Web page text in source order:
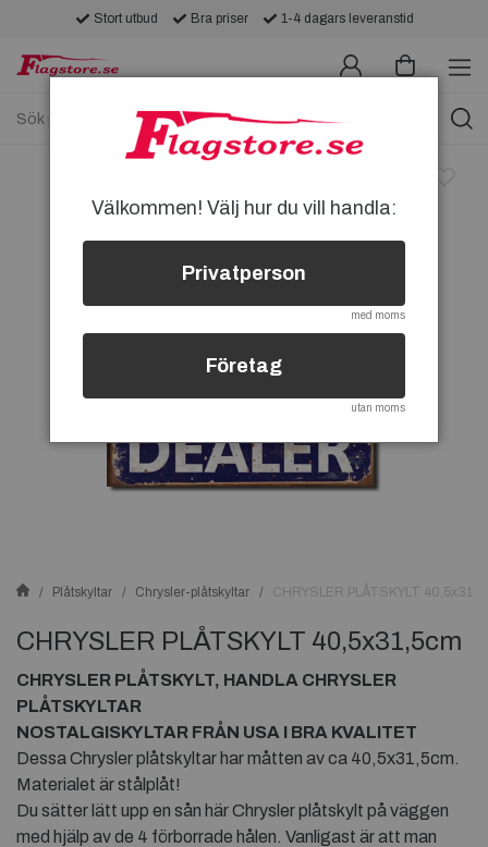
Stort utbud Bra priser 1-4 dagars leveranstid
Plåtskyltar Chrysler-plåtskyltar CHRYSLER PLÅTSKYLT
CHRYSLER PLÅTSKYLT 40,5x31,5cm
CHRYSLER PLÅTSKYLT, HANDLA CHRYSLER
PLÅTSKYLTAR
NOSTALGISKYLTAR FRÅN USA I BRA KVALITET
Dessa Chrysler plåtskyltar har måtten av ca 40,5x31,5cm.
Materialet är stålplåt!
Du sätter lätt upp en sån här Chrysler plåtskylt på väggen
med hjälp av de 4 förborrade hålen. Vanligast är att man
Välkommen! Välj hur du vill handla:
Privatperson
med moms
Företag
utan moms